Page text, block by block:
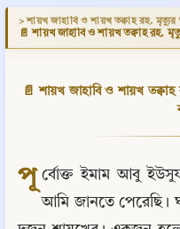
> শায়খ জাহাবি ও শায়খ তক্বাহ রহ. মৃত্যুর
📄 শায়খ জাহাবি ও শায়খ
পূ র্বোক্ত ইমাম আবু
আমি জানতে পেরেছি।